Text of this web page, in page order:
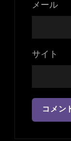
メール
サイト